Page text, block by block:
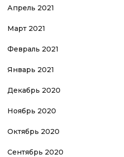
Апрель 2021
Март 2021
Февраль 2021
Январь 2021
Декабрь 2020
Ноябрь 2020
Октябрь 2020
Сентябрь 2020